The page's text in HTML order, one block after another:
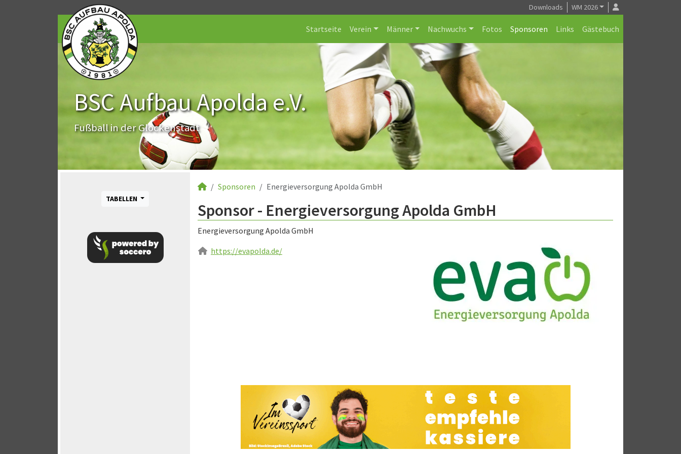
Downloads WM 2026
Startseite Verein Männer Nachwuchs Fotos Sponsoren Links Gästebuch
BSC Aufbau Apolda e.V.
Fußball in der Glockenstadt
TABELLEN
Sponsoren Energieversorgung Apolda GmbH
Sponsor - Energieversorgung Apolda GmbH
Energieversorgung Apolda GmbH
https://evapolda.de/